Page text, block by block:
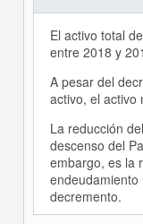
El activo total
entre 2018 y
A pesar del
activo, el activo
La reducción
descenso del
embargo, es la
decremento.